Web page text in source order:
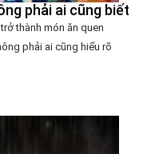
phải ai cũng biết
thành món ăn quen
phải ai cũng hiểu rõ